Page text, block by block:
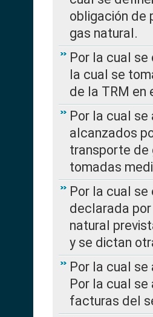
obligación de
gas natural.
Por la cual se
la cual se
de la TRM en
Por la cual
alcanzados
transporte de
tomadas
Por la cual
declarada
natural
y se dictan
Por la cual se
Por la cual
facturas del